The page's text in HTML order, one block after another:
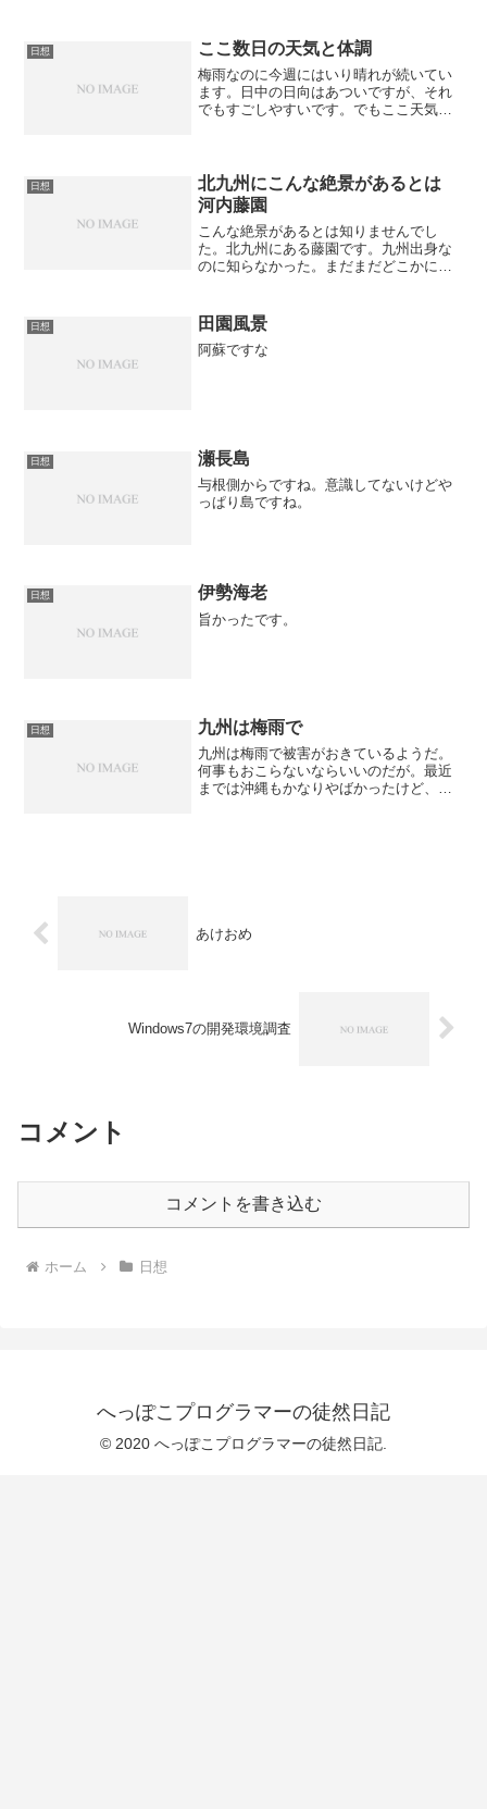
日想 ここ数日の天気と体調
梅雨なのに今週にはいり晴れが続いてい
ます。日中の日向はあついですが、それ
でもすごしやすいです。でもここ天気と
ドリンクかハイチオールで...
日想
北九州にこんな絶景があるとは
河内藤園
こんな絶景があるとは知りませんでし
た。北九州にある藤園です。九州出身な
のに知らなかった。まだまだどこかに知
日想 田園風景
阿蘇ですな
日想 瀬長島
与根側からですね。意識してないけどや
っぱり島ですね。
日想 伊勢海老
旨かったです。
日想 九州は梅雨で
九州は梅雨で被害がおきているようだ。
何事もおこらないならいいのだが。最近
までは沖縄もかなりやばかったけど、今
あけおめ
Windows7の開発環境調査
コメント
コメントを書き込む
ホーム 日想
へっぽこプログラマーの徒然日記
© 2020 へっぽこプログラマーの徒然日記.